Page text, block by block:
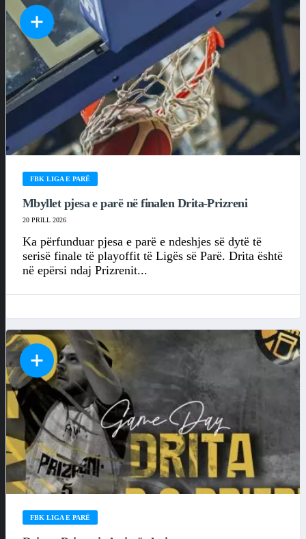
FBK LIGA E PARË
Mbyllet pjesa e parë në finalen Drita-Prizreni
20 PRILL 2026
Ka përfunduar pjesa e parë e ndeshjes së dytë të
serisë finale të playoffit të Ligës së Parë. Drita është
në epërsi ndaj Prizrenit...
FBK LIGA E PARË